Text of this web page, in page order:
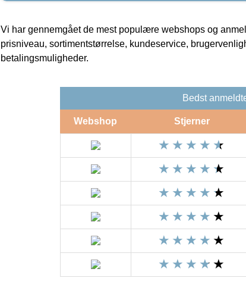
Vi har gennemgået de mest populære webshops og
prisniveau, sortimentstørrelse, kundeservice,
betalingsmuligheder.
Bedst
Webshop Stjerner